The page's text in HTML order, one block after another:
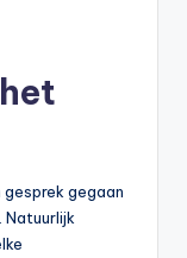
gesprek gegaan
Natuurlijk